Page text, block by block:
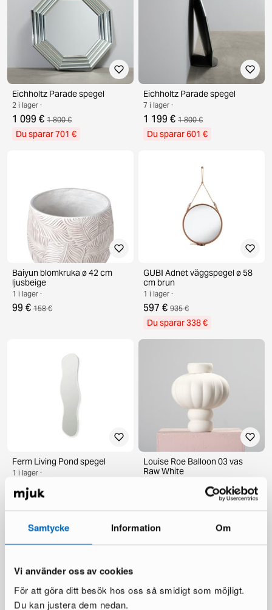
Samtycke Information Om
Vi använder oss av cookies
För att göra ditt besök hos oss så smidigt som möjligt.
Du kan justera dem nedan.
Eichholtz Parade spegel
2 i lager ·
1 099 € 1 800 €
Du sparar 701 €
Eichholtz Parade spegel
7 i lager ·
1 199 € 1 800 €
Du sparar 601 €
Baiyun blomkruka ø 42 cm
ljusbeige
1 i lager ·
99 € 158 €
GUBI Adnet väggspegel ø 58
cm brun
1 i lager ·
597 € 935 €
Du sparar 338 €
Ferm Living Pond spegel
1 i lager ·
298 € 457 €
Du sparar 159 €
Louise Roe Balloon 03 vas
Raw White
Du sparar 145 €